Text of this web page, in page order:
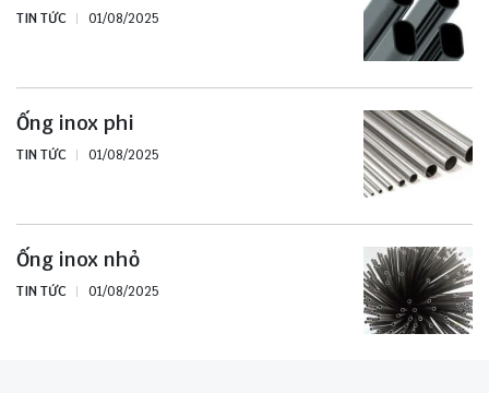
TIN TỨC 01/08/2025
Ống inox phi
TIN TỨC 01/08/2025
Ống inox nhỏ
TIN TỨC 01/08/2025